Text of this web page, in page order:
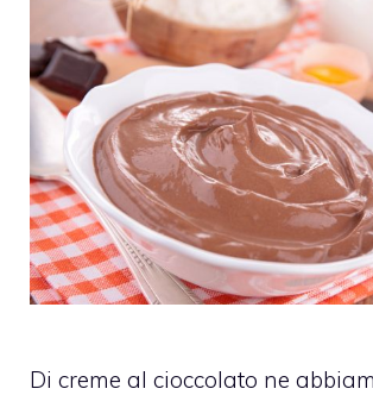
Di creme al cioccolato ne